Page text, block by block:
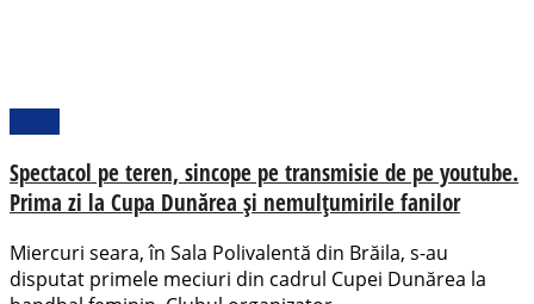
Spectacol pe teren, sincope pe transmisie de pe youtube.
Prima zi la Cupa Dunărea și nemulțumirile fanilor
Miercuri seara, în Sala Polivalentă din Brăila, s-au
disputat primele meciuri din cadrul Cupei Dunărea la